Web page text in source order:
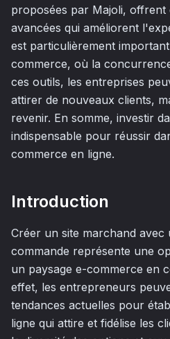
proposées par Majoli, offrent
avancées qui améliorent
est particulièrement
commerce, où la
ces outils, les entreprises
attirer de nouveaux clients,
revenir. En somme, investir
indispensable pour réussir
commerce en ligne.
Introduction
Créer un site marchand avec
commande représente une
un paysage e-commerce en
effet, les entrepreneurs
tendances actuelles pour
ligne qui attire et fidélise les